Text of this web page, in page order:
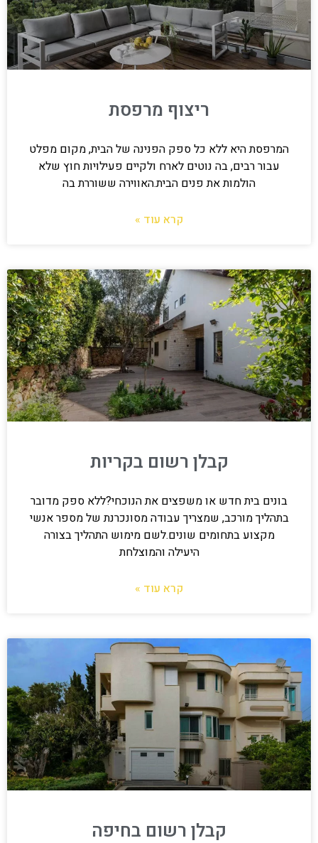
ריצוף מרפסת
המרפסת היא ללא כל ספק הפנינה של הבית, מקום מפלט
עבור רבים, בה נוטים לארח ולקיים פעילויות חוץ שלא
הולמות את פנים הבית.האווירה ששוררת בה
קרא עוד »
קבלן רשום בקריות
בונים בית חדש או משפצים את הנוכחי?ללא ספק מדובר
בתהליך מורכב, שמצריך עבודה מסונכרנת של מספר אנשי
מקצוע בתחומים שונים.לשם מימוש התהליך בצורה
היעילה והמוצלחת
קרא עוד »
קבלן רשום בחיפה